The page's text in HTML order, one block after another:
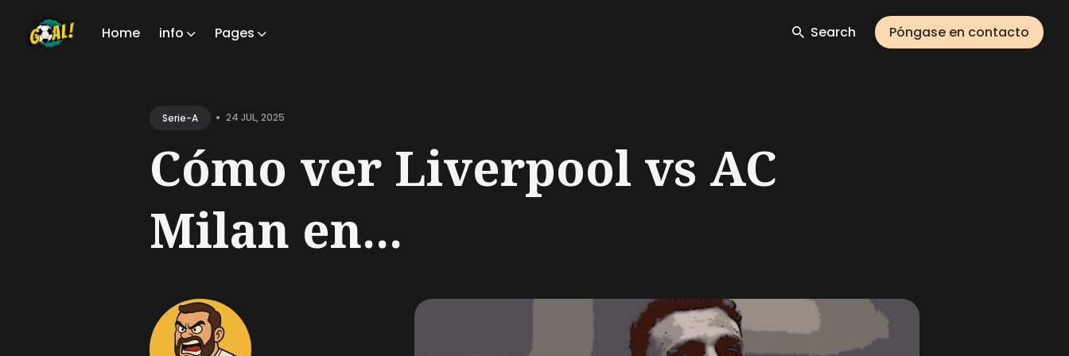
Home info Pages Search Póngase en contacto
Serie-A • 24 JUL, 2025
Cómo ver Liverpool vs AC
Milan en...